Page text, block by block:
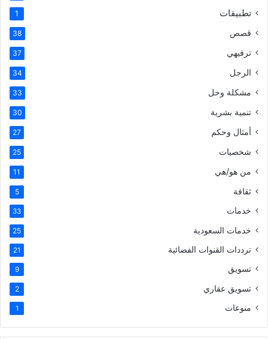
تطبيقات 1
قصص 38
ترفيهي 37
الرجل 34
مشكلة وحل 33
تنمية بشرية 30
أمثال وحكم 27
شخصيات 25
من هو/هي 11
ثقافة 5
خدمات 33
خدمات السعودية 25
ترددات القنوات الفضائية 21
تسويق 9
تسويق عقاري 2
منوعات 1